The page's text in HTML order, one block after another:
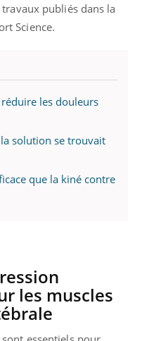
publiés dans la
Science.
les douleurs
solution se trouvait
que la kiné contre
les muscles